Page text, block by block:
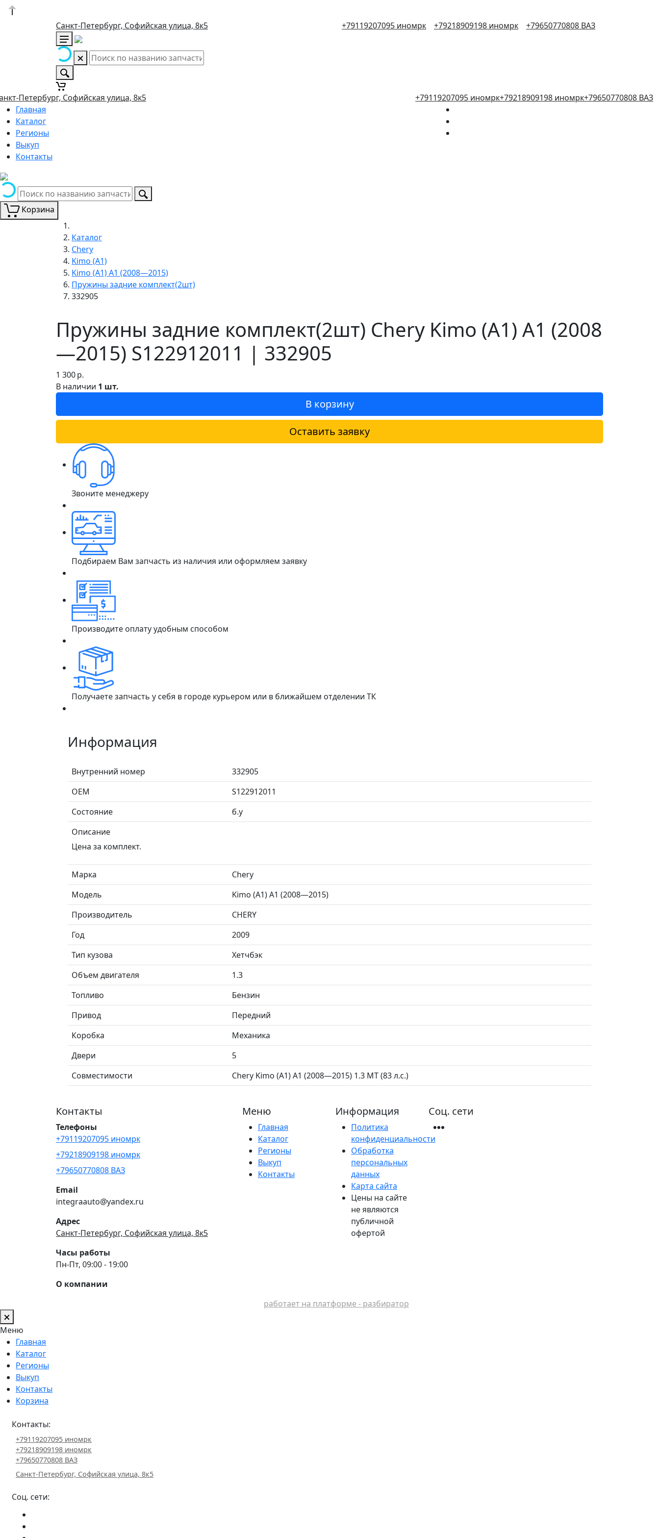
Санкт-Петербург, Софийская улица, 8к5 +79119207095 иномрк +79218909198 иномрк +79650770808 ВАЗ
Петербург, Софийская улица, 8к5 +79119207095 иномрк+79218909198 иномрк+79650770808 ВАЗ
Главная
Каталог
Регионы
Выкуп
Контакты
Корзина
Каталог
Chery
Kimo (A1)
Kimo (A1) A1 (2008—2015)
Пружины задние комплект(2шт)
332905
Пружины задние комплект(2шт) Chery Kimo (A1) A1 (2008
—2015) S122912011 | 332905
1 300р.
В наличии 1 шт.
В корзину
Оставить заявку
Звоните менеджеру
Подбираем Вам запчасть из наличия или оформляем заявку
Производите оплату удобным способом
Получаете запчасть у себя в городе курьером или в ближайшем отделении ТК
Информация
Внутренний номер
332905
ОЕМ
S122912011
Состояние
б.у
Описание
Цена за комплект.
Марка
Chery
Модель
Kimo (A1) A1 (2008—2015)
Производитель
CHERY
Год
2009
Тип кузова
Хетчбэк
Объем двигателя
1.3
Топливо
Бензин
Привод
Передний
Коробка
Механика
Двери
5
Совместимости
Chery Kimo (A1) A1 (2008—2015) 1.3 MT (83 л.с.)
Контакты
Телефоны
+79119207095 иномрк
+79218909198 иномрк
+79650770808 ВАЗ
Email
integraauto@yandex.ru
Адрес
Санкт-Петербург, Софийская улица, 8к5
Часы работы
Пн-Пт, 09:00 - 19:00
О компании
Меню
Главная
Каталог
Регионы
Выкуп
Контакты
Информация
Политика
конфиденциальности
Обработка
персональных
данных
Карта сайта
Цены на сайте
не являются
публичной
офертой
Соц. сети
работает на платформе - разбиратор
Меню
Главная
Каталог
Регионы
Выкуп
Контакты
Корзина
Контакты:
+79119207095 иномрк
+79218909198 иномрк
+79650770808 ВАЗ
Санкт-Петербург, Софийская улица, 8к5
Соц. сети: